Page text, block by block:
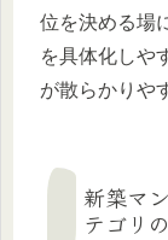
位を決める場
を具体化しや
が散らかりや
新築マ
テゴリ